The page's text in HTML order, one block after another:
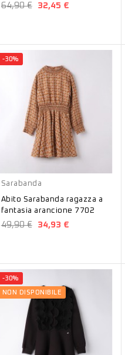
64,90 € 32,45 €
-30%
Sarabanda
Abito Sarabanda ragazza a
fantasia arancione 7702
49,90 € 34,93 €
-30%
NON DISPONIBILE